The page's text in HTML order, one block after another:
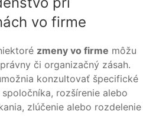
vo firme
zmeny vo firme môžu
či organizačný zásah.
konzultovať špecifické
rozšírenie alebo
zlúčenie alebo rozdelenie